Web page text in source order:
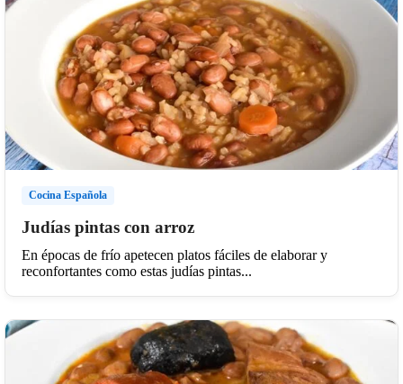
Cocina Española
Judías pintas con arroz
En épocas de frío apetecen platos fáciles de elaborar y
reconfortantes como estas judías pintas...